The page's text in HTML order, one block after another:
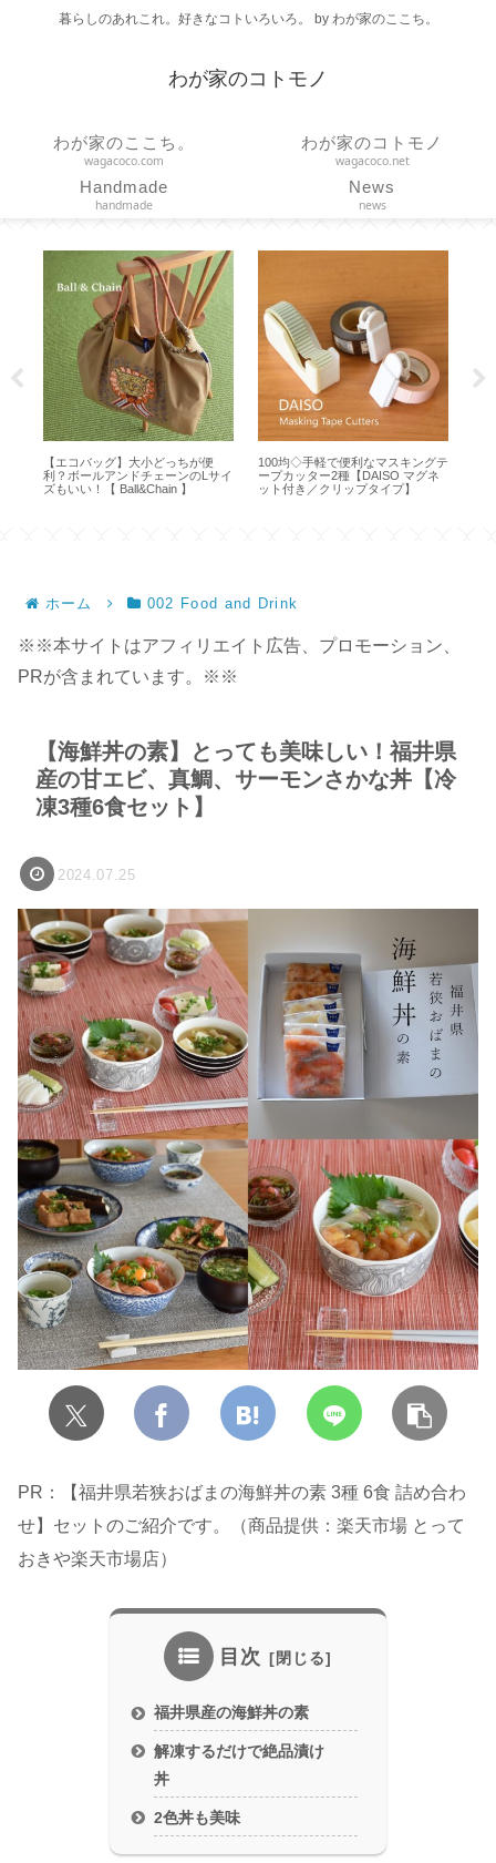
暮らしのあれこれ。好きなコトいろいろ。 by わが家のここち。
わが家のコトモノ
わが家のここち。
wagacoco.com
わが家のコトモノ
wagacoco.net
Handmade
handmade
News
news
【エコバッグ】大小どっちが便
利？ボールアンドチェーンのLサイ
ズもいい！【 Ball&Chain 】
100均◇手軽で便利なマスキングテ
ープカッター2種【DAISO マグネ
ット付き／クリップタイプ】
ホーム 002 Food and Drink
※※本サイトはアフィリエイト広告、プロモーション、
PRが含まれています。※※
【海鮮丼の素】とっても美味しい！福井県
産の甘エビ、真鯛、サーモンさかな丼【冷
凍3種6食セット】
2024.07.25
PR：【福井県若狭おばまの海鮮丼の素 3種 6食 詰め合わ
せ】セットのご紹介です。（商品提供：楽天市場 とって
おきや楽天市場店）
目次
福井県産の海鮮丼の素
解凍するだけで絶品漬け
丼
2色丼も美味